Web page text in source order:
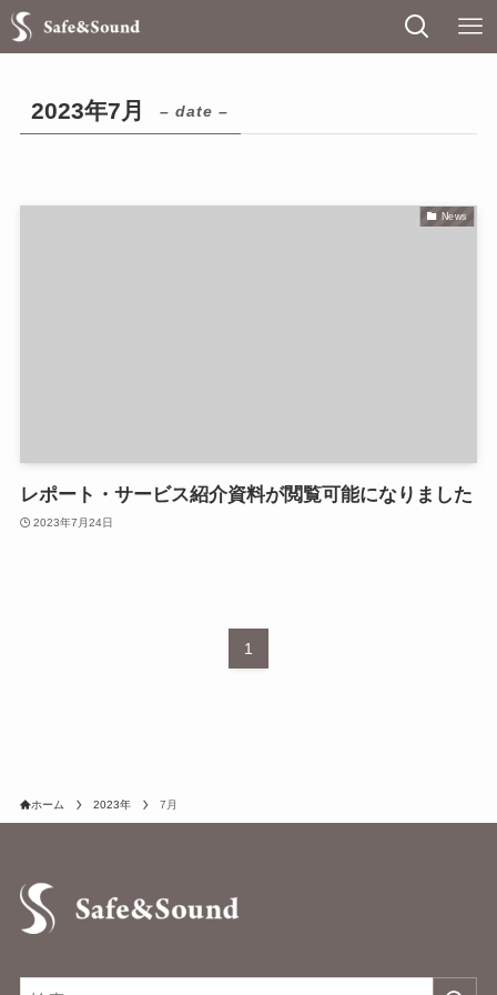
2023年7月 – date –
News
レポート・サービス紹介資料が閲覧可能になりました
2023年7月24日
1
ホーム 2023年 7月